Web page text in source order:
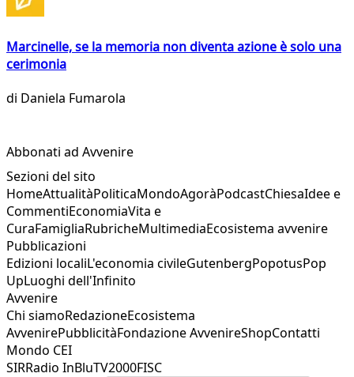
Marcinelle, se la memoria non diventa azione è solo una
cerimonia
di Daniela Fumarola
Abbonati ad Avvenire
Sezioni del sito
HomeAttualitàPoliticaMondoAgoràPodcastChiesaIdee e
CommentiEconomiaVita e
CuraFamigliaRubricheMultimediaEcosistema avvenire
Pubblicazioni
Edizioni localiL'economia civileGutenbergPopotusPop
UpLuoghi dell'Infinito
Avvenire
Chi siamoRedazioneEcosistema
AvvenirePubblicitàFondazione AvvenireShopContatti
Mondo CEI
SIRRadio InBluTV2000FISC